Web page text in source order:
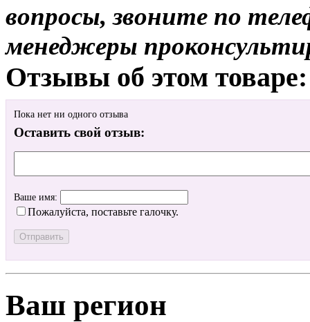
вопросы, звоните по
менеджеры
Отзывы об этом товаре:
Пока нет ни одного отзыва
Оставить свой отзыв:
Ваше имя:
Пожалуйста, поставьте галочку.
Ваш регион